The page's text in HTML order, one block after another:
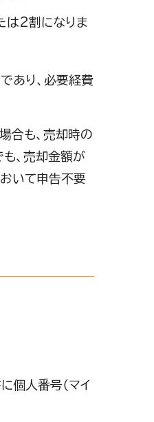
は2割になりま
あり、必要経費
合も、売却時の
、売却金額が
いて申告不要
個人番号（マイ